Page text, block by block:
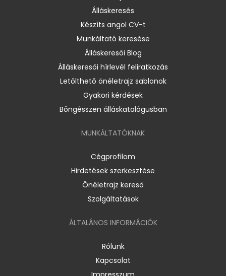
Álláskeresés
Készíts angol CV-t
Munkáltató keresése
Álláskeresői Blog
Álláskeresői hírlevél feliratkozás
Letölthető önéletrajz sablonok
Gyakori kérdések
Böngésszen álláskatalógusban
MUNKÁLTATÓKNAK
Cégprofilom
Hirdetések szerkesztése
Önéletrajz kereső
Szolgáltatások
ÁLTALÁNOS INFORMÁCIÓK
Rólunk
Kapcsolat